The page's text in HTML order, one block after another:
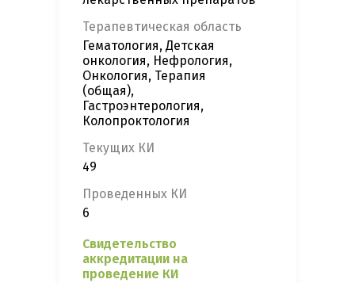
Терапевтическая область
Гематология, Детская
онкология, Нефрология,
Онкология, Терапия
(общая),
Гастроэнтерология,
Колопроктология
Текущих КИ
49
Проведенных КИ
6
Свидетельство
аккредитации на
проведение КИ